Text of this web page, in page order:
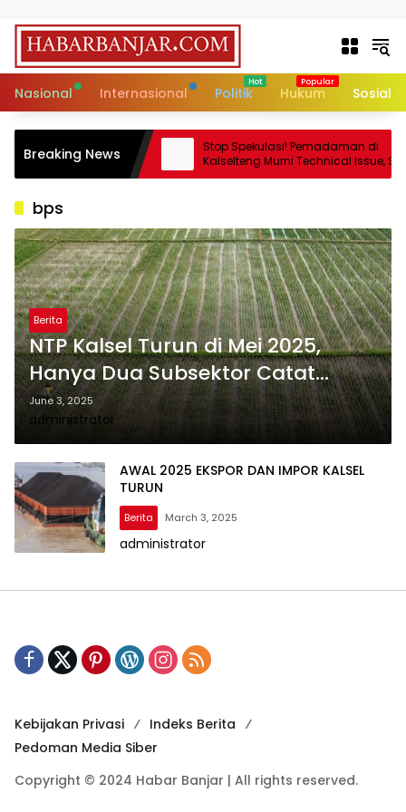
Nasional Internasional Politik Hukum Sosial
Breaking News
Sedunia Jadi
Ruang Hidup
Stop Spekulasi! Pemadaman di
Kalselteng Murni Technical Issue, Stok
Batu Bara Dipastikan Aman!
bps
Berita
NTP Kalsel Turun di Mei 2025,
Hanya Dua Subsektor Catat
Kenaikan
June 3, 2025
administrator
AWAL 2025 EKSPOR DAN IMPOR KALSEL
TURUN
Berita March 3, 2025
administrator
Kebijakan Privasi
Indeks Berita
Pedoman Media Siber
Copyright © 2024 Habar Banjar | All rights reserved.